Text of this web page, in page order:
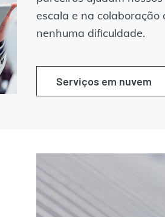
escala e na colaboração
nenhuma dificuldade.
Serviços em nuvem